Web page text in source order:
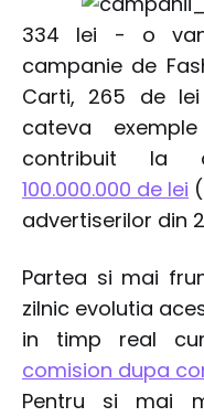
334 lei - o
campanie de
Carti, 265 de
cateva
contribuit la
100.000.000 de lei
advertiserilor din
Partea si mai
zilnic evolutia
in timp real
comision dupa
Pentru si mai